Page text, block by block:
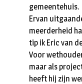
gemeentehuis.
Ervan
meerderheid
tip ik Eric van
Voor
maar als
heeft hij zijn